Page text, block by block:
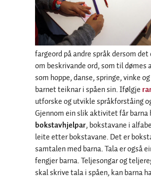
fargeord på andre språk dersom
om beskrivande ord, som til dømes
som hoppe, danse, springe, vinke
barnet teiknar i spåen sin. Ifølgje
utforske og utvikle språkforståing
Gjennom ein slik aktivitet får
bokstavhjelpar, bokstavane i
leite etter bokstavane. Det er
samtalen med barna. Tala er også
fengjer barna. Teljesongar og
skal skrive tala i spåen, kan barna